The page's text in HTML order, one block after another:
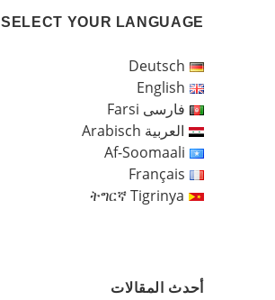
SELECT YOUR LANGUAGE
Deutsch
English
فارسی Farsi
العربية Arabisch
Af-Soomaali
Français
ትግርኛ Tigrinya
أحدث المقالات